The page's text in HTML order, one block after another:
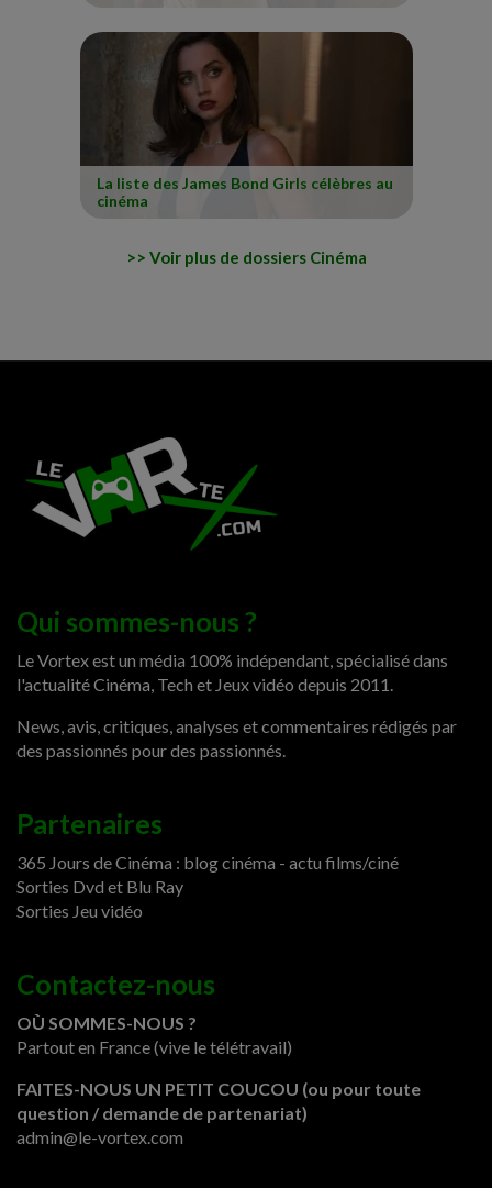
La liste des James Bond Girls célèbres au
cinéma
Voir plus de dossiers Cinéma
Qui sommes-nous ?
Le Vortex est un média 100% indépendant, spécialisé dans
l'actualité Cinéma, Tech et Jeux vidéo depuis 2011.
News, avis, critiques, analyses et commentaires rédigés par
des passionnés pour des passionnés.
Partenaires
365 Jours de Cinéma : blog cinéma - actu films/ciné
Sorties Dvd et Blu Ray
Sorties Jeu vidéo
Contactez-nous
OÙ SOMMES-NOUS ?
Partout en France (vive le télétravail)
FAITES-NOUS UN PETIT COUCOU (ou pour toute
question / demande de partenariat)
admin@le-vortex.com